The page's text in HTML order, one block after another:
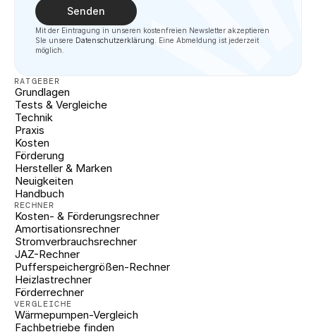
Senden
Mit der Eintragung in unseren kostenfreien Newsletter akzeptieren
SIe unsere Datenschutzerklärung . Eine Abmeldung ist jederzeit
möglich.
RATGEBER
Grundlagen
Tests & Vergleiche
Technik
Praxis
Kosten
Förderung
Hersteller & Marken
Neuigkeiten
Handbuch
RECHNER
Kosten- & Förderungsrechner
Amortisationsrechner
Stromverbrauchsrechner
JAZ-Rechner
Pufferspeichergrößen-Rechner
Heizlastrechner
Förderrechner
VERGLEICHE
Wärmepumpen-Vergleich
Fachbetriebe finden